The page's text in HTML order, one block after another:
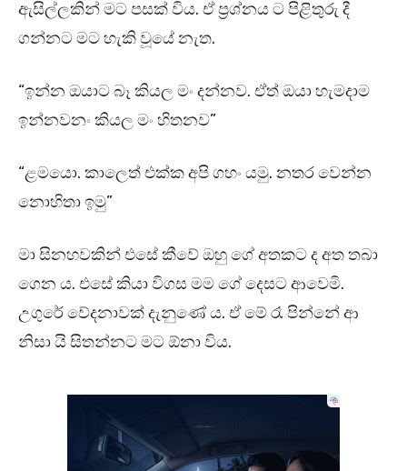
ඇසිල්ලකින් මට පසක් විය. ඒ ප්‍රශ්නය ට පිළිතුරු දී
ගන්නට මට හැකි වූයේ නැත.
“ඉන්න ඔයාට බෑ කියල මං දන්නව. ඒත් ඔයා හැමදාම
ඉන්නවනං කියල මං හිතනව”
“ළමයො. කාලෙත් එක්ක අපි ගහං යමු. නතර වෙන්න
නොහිතා ඉමු”
මා සිනහවකින් එසේ කීවේ ඔහු ගේ අතකට ද අත තබා
ගෙන ය. එසේ කියා විගස මම ගේ දෙසට ආවෙමි.
උගුරේ වේදනාවක් දැනුණේ ය. ඒ මේ රෑ පින්නේ ආ
නිසා යි සිතන්නට මට ඕනා විය.